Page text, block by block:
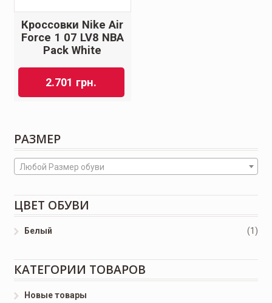
Кроссовки Nike Air
Force 1 07 LV8 NBA
Pack White
2.701 грн.
РАЗМЕР
Любой Размер обуви
ЦВЕТ ОБУВИ
Белый (1)
КАТЕГОРИИ ТОВАРОВ
Новые товары